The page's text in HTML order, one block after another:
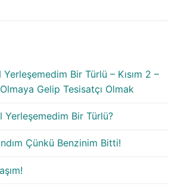
Yerleşemedim Bir Türlü – Kısım 2 –
Gelip Tesisatçı Olmak
Yerleşemedim Bir Türlü?
Çünkü Benzinim Bitti!